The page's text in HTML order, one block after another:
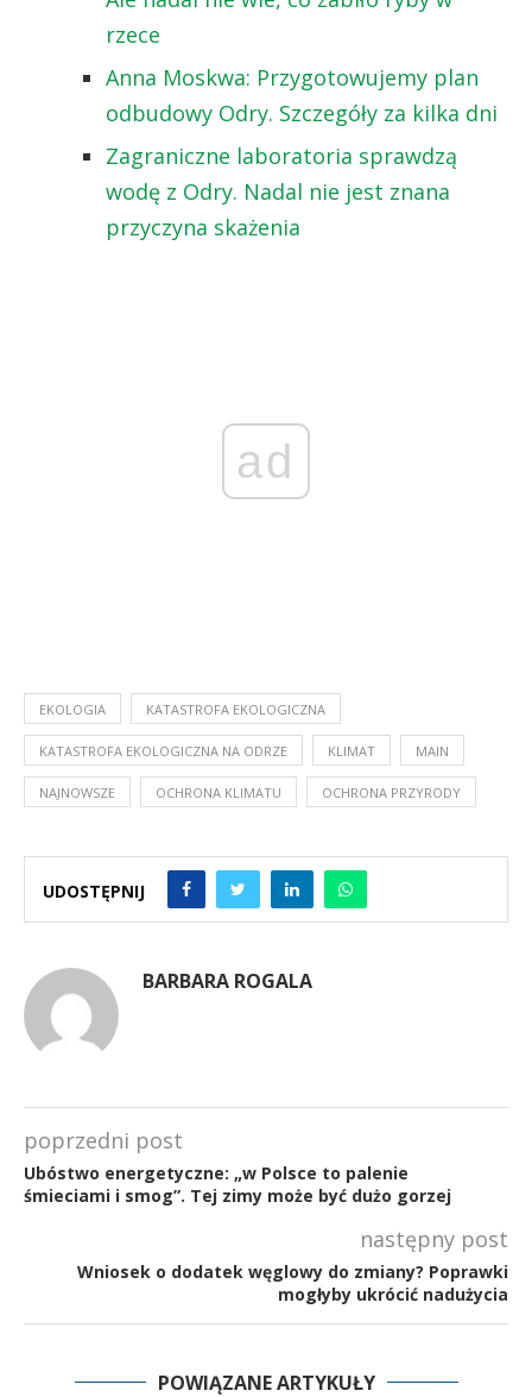
rzece
Anna Moskwa: Przygotowujemy plan
odbudowy Odry. Szczegóły za kilka dni
Zagraniczne laboratoria sprawdzą
wodę z Odry. Nadal nie jest znana
przyczyna skażenia
ad
EKOLOGIA KATASTROFA EKOLOGICZNA
KATASTROFA EKOLOGICZNA NA ODRZE KLIMAT MAIN
NAJNOWSZE OCHRONA KLIMATU OCHRONA PRZYRODY
UDOSTĘPNIJ
BARBARA ROGALA
poprzedni post
Ubóstwo energetyczne: „w Polsce to palenie
śmieciami i smog”. Tej zimy może być dużo gorzej
następny post
Wniosek o dodatek węglowy do zmiany? Poprawki
mogłyby ukrócić nadużycia
POWIĄZANE ARTYKUŁY